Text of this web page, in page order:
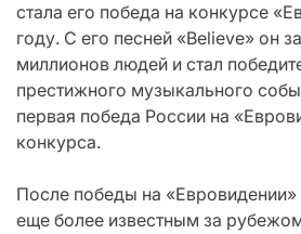
стала его победа на конкурсе
году. С его песней «Believe» он
миллионов людей и стал
престижного музыкального
первая победа России на
конкурса.
После победы на
еще более известным за